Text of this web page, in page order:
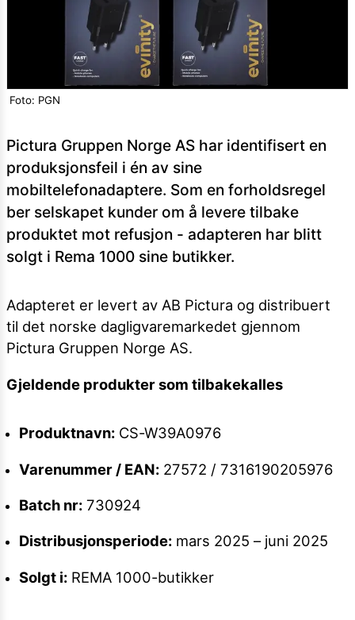
Pictura Gruppen Norge AS har identifisert en
produksjonsfeil i én av sine
mobiltelefonadaptere. Som en forholdsregel
ber selskapet kunder om å levere tilbake
produktet mot refusjon - adapteren har blitt
solgt i Rema 1000 sine butikker.
Adapteret er levert av AB Pictura og distribuert
til det norske dagligvaremarkedet gjennom
Pictura Gruppen Norge AS.
Gjeldende produkter som tilbakekalles
Produktnavn: CS-W39A0976
Varenummer / EAN: 27572 / 7316190205976
Batch nr: 730924
Distribusjonsperiode: mars 2025 – juni 2025
Solgt i: REMA 1000-butikker
Foto: PGN